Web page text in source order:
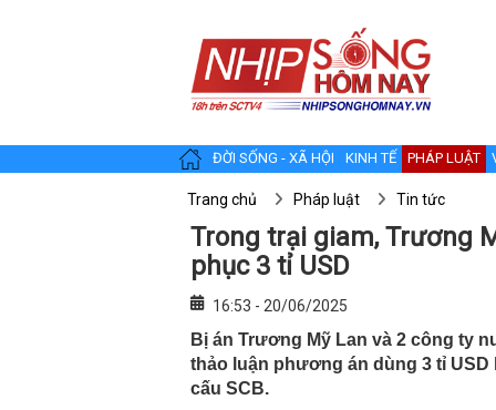
ĐỜI SỐNG - XÃ HỘI KINH TẾ PHÁP LUẬT
Trang chủ Pháp luật Tin tức
Trong trại giam, Trương
phục 3 tỉ USD
16:53 - 20/06/2025
Bị án Trương Mỹ Lan và 2 công ty
thảo luận phương án dùng 3 tỉ
cấu SCB.